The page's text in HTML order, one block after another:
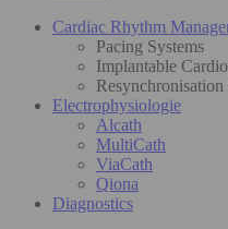
Cardiac Rhythm
Pacing Systems
Implantable
Electrophysiologie
Alcath
MultiCath
ViaCath
Qiona
Diagnostics